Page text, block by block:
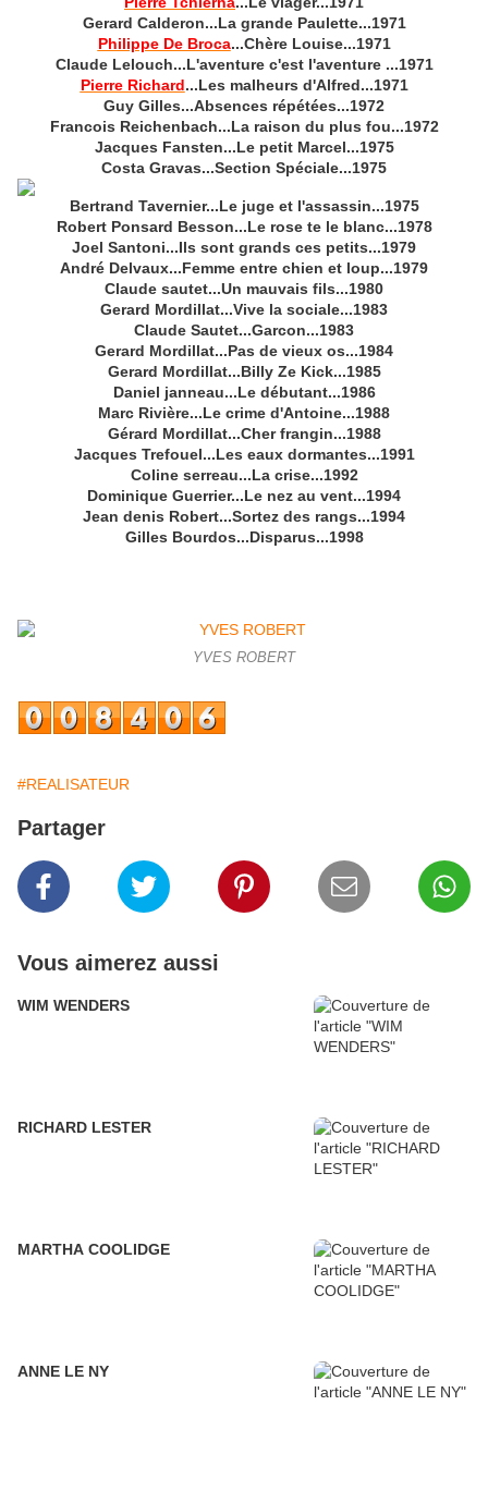
Gerard Calderon...La grande Paulette...1971
Philippe De Broca...Chère Louise...1971
Claude Lelouch...L'aventure c'est l'aventure ...1971
Pierre Richard...Les malheurs d'Alfred...1971
Guy Gilles...Absences répétées...1972
Francois Reichenbach...La raison du plus fou...1972
Jacques Fansten...Le petit Marcel...1975
Costa Gravas...Section Spéciale...1975
Bertrand Tavernier...Le juge et l'assassin...1975
Robert Ponsard Besson...Le rose te le blanc...1978
Joel Santoni...Ils sont grands ces petits...1979
André Delvaux...Femme entre chien et loup...1979
Claude sautet...Un mauvais fils...1980
Gerard Mordillat...Vive la sociale...1983
Claude Sautet...Garcon...1983
Gerard Mordillat...Pas de vieux os...1984
Gerard Mordillat...Billy Ze Kick...1985
Daniel janneau...Le débutant...1986
Marc Rivière...Le crime d'Antoine...1988
Gérard Mordillat...Cher frangin...1988
Jacques Trefouel...Les eaux dormantes...1991
Coline serreau...La crise...1992
Dominique Guerrier...Le nez au vent...1994
Jean denis Robert...Sortez des rangs...1994
Gilles Bourdos...Disparus...1998
YVES ROBERT
#REALISATEUR
Partager
Vous aimerez aussi
WIM WENDERS
RICHARD LESTER
MARTHA COOLIDGE
ANNE LE NY